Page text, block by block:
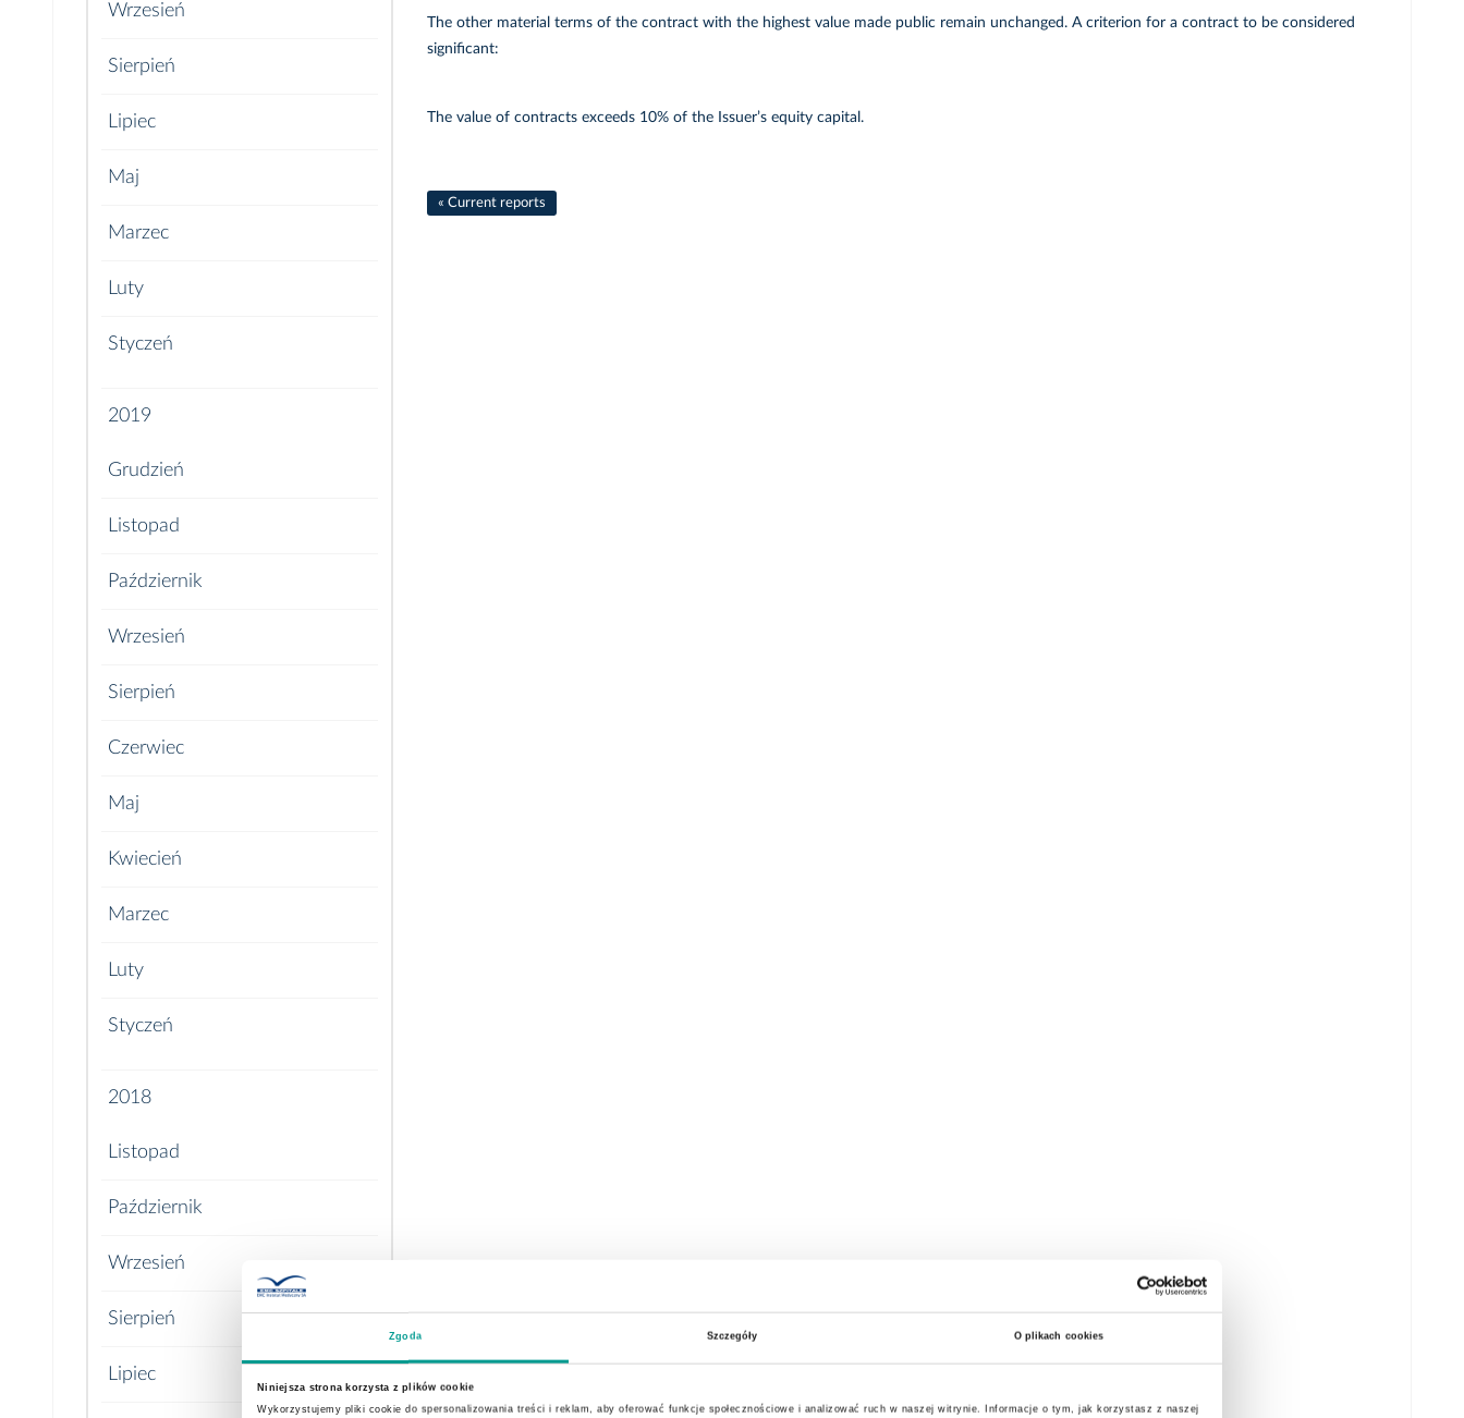
Zgoda Szczegóły O plikach cookies
Niniejsza strona korzysta z plików cookie
Wykorzystujemy pliki cookie do spersonalizowania treści i reklam, aby oferować funkcje społecznościowe i analizować ruch w naszej witrynie. Informacje o tym, jak korzystasz z naszej
Wrzesień
Sierpień
Lipiec
Maj
Marzec
Luty
Styczeń
2019
Grudzień
Listopad
Październik
Wrzesień
Sierpień
Czerwiec
Maj
Kwiecień
Marzec
Luty
Styczeń
2018
Listopad
Październik
Wrzesień
Sierpień
Lipiec
The other material terms of the contract with the highest value made public remain unchanged. A criterion for a contract to be considered
significant:
The value of contracts exceeds 10% of the Issuer’s equity capital.
« Current reports